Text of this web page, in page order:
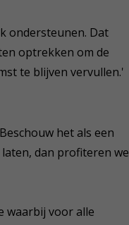
ondersteunen. Dat
optrekken om de
te blijven vervullen.'
het als een
dan profiteren we
waarbij voor alle